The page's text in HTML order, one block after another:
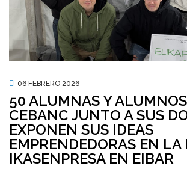
06 FEBRERO 2026
50 ALUMNAS Y
CEBANC JUNTO A SUS
EXPONEN SUS IDEAS
EMPRENDEDORAS EN LA
IKASENPRESA EN EIBAR